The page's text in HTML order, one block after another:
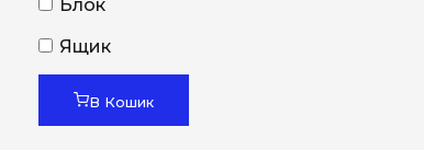
Блок
Ящик
В Кошик